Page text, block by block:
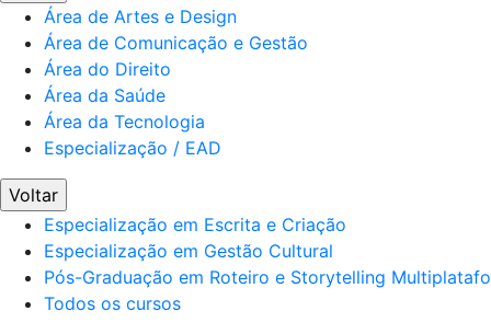
Área de Artes e Design
Área de Comunicação e Gestão
Área do Direito
Área da Saúde
Área da Tecnologia
Especialização / EAD
Voltar
Especialização em Escrita e Criação
Especialização em Gestão Cultural
Pós-Graduação em Roteiro e Storytelling
Todos os cursos